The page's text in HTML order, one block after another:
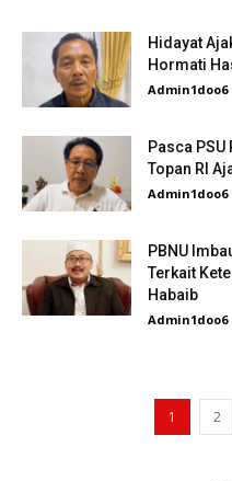
Hidayat
Hormati
Admin1doo6
Pasca PSU
Topan RI
Admin1doo6
PBNU
Terkait
Habaib
Admin1doo6
1 2